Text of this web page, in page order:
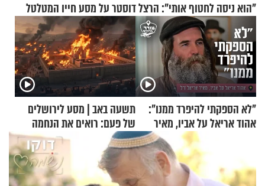
"הוא ניסה לחטוף אותי": הרצל דוסטר על מסע חייו המטלטל
"לא הספקתי להיפרד ממנו":
אהוד אריאל על אביו, מאיר
תשעה באב | מסע לירושלים
של פעם: רואים את הנחמה